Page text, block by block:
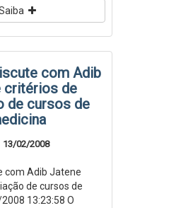
com Adib
critérios de
de cursos de
13/02/2008
com Adib Jatene
de cursos de
13:23:58 O